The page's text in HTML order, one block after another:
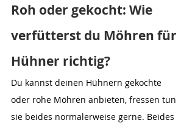
Roh oder gekocht: Wie
verfütterst du Möhren für
Hühner richtig?
Du kannst deinen Hühnern gekochte
oder rohe Möhren anbieten, fressen tun
sie beides normalerweise gerne. Beides